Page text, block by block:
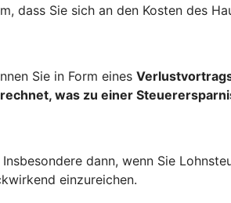
dass Sie sich an den Kosten des
Sie in Form eines
was zu einer
dann, wenn Sie
einzureichen.